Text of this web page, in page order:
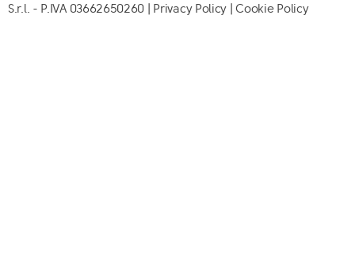
S.r.l. - P.IVA 03662650260 | Privacy Policy |Cookie Policy